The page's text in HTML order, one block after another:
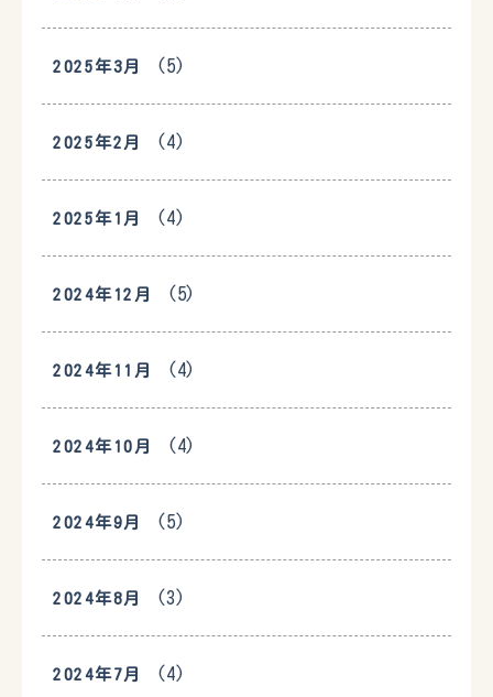
2025年3月 (5)
2025年2月 (4)
2025年1月 (4)
2024年12月 (5)
2024年11月 (4)
2024年10月 (4)
2024年9月 (5)
2024年8月 (3)
2024年7月 (4)